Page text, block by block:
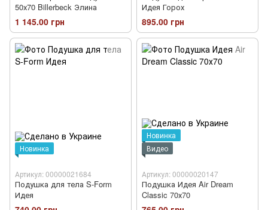
50х70 Billerbeck Элина
1 145.00 грн
Идея Горох
895.00 грн
Новинка
Артикул: 00000021684
Подушка для тела S-Form
Идея
Новинка
Видео
Артикул: 00000020147
Подушка Идея Air Dream
Classic 70х70